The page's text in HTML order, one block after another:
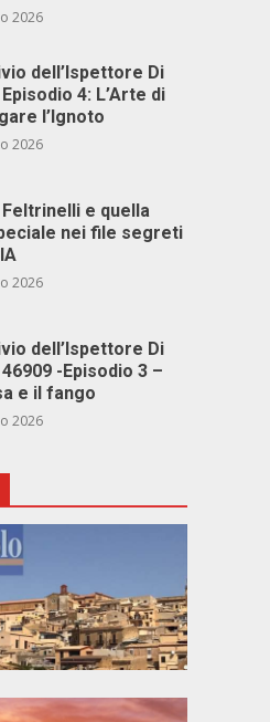
2026
dell’Ispettore Di
4: L’Arte di
l’Ignoto
2026
e quella
nei file segreti
2026
dell’Ispettore Di
-Episodio 3 –
e il fango
2026